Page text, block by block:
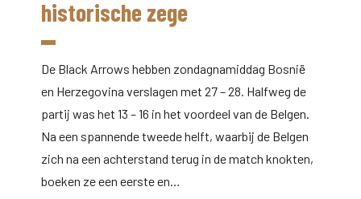
historische zege
De Black Arrows hebben zondagnamiddag Bosnië
en Herzegovina verslagen met 27 – 28. Halfweg de
partij was het 13 – 16 in het voordeel van de Belgen.
Na een spannende tweede helft, waarbij de Belgen
zich na een achterstand terug in de match knokten,
boeken ze een eerste en…